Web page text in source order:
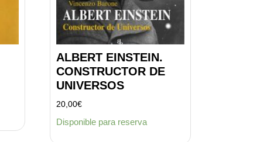
ALBERT EINSTEIN.
CONSTRUCTOR DE
UNIVERSOS
20,00€
Disponible para reserva